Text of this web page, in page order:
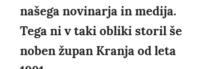
našega novinarja in medija.
Tega ni v taki obliki storil še
noben župan Kranja od leta